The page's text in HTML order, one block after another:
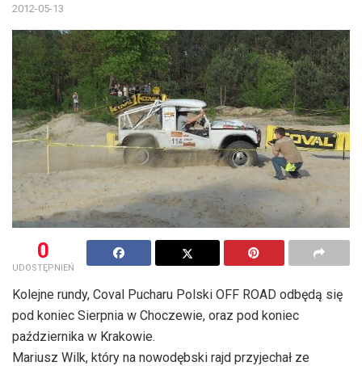
2012-05-13
0
UDOSTĘPNIEŃ
Kolejne rundy, Coval Pucharu Polski OFF ROAD odbędą się
pod koniec Sierpnia w Choczewie, oraz pod koniec
października w Krakowie.
Mariusz Wilk, który na nowodębski rajd przyjechał ze